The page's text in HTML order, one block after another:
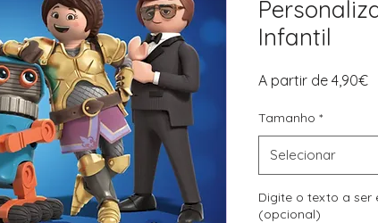
Infantil
A partir de 4,90€
Tamanho *
Selecionar
Digite o texto a ser
(opcional)